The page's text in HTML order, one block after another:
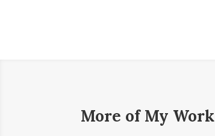
More of My Work